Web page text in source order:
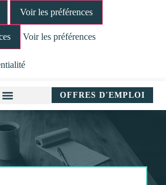
Voir les préférences
Voir les préférences
OFFRES D'EMPLOI